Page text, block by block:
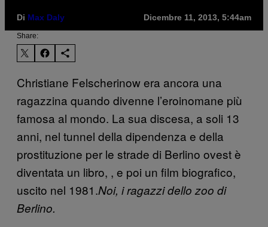
Di Max Daly Dicembre 11, 2013, 5:44am
Share:
Christiane Felscherinow era ancora una
ragazzina quando divenne l’eroinomane più
famosa al mondo. La sua discesa, a soli 13
anni, nel tunnel della dipendenza e della
prostituzione per le strade di Berlino ovest è
diventata un libro, , e poi un film biografico,
uscito nel 1981.Noi, i ragazzi dello zoo di
Berlino.